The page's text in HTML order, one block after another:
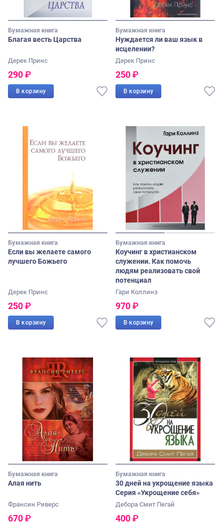
Бумажная книга
Благая весть Царства
Дерек Принс
290₽
В корзину
Бумажная книга
Нуждается ли ваш язык в
исцелении?
Дерек Принс
250₽
В корзину
Бумажная книга
Если вы желаете самого
лучшего Божьего
Дерек Принс
250₽
В корзину
Бумажная книга
Коучинг в христианском
служении. Как помочь
людям реализовать свой
потенциал
Гари Коллинз
970₽
В корзину
Бумажная книга
Алая нить
Франсин Риверс
670₽
Бумажная книга
30 дней на укрощение языка
Серия «Укрощение себя»
Дебора Смит Пегай
400₽